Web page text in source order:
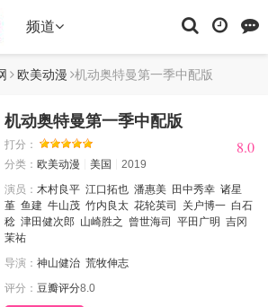
频道
欧美动漫 机动奥特曼第一季中配版
机动奥特曼第一季中配版
打分： 8.0
分类： 欧美动漫 美国
2019
演员： 木村良平 江口拓也 潘惠美 田中秀幸 诸星
堇 鱼建 牛山茂 竹内良太 花轮英司 关户博一 白石
稔 津田健次郎 山崎胜之 曾世海司 平田广明 吉冈
茉祐
导演： 神山健治 荒牧伸志
评分： 豆瓣评分8.0